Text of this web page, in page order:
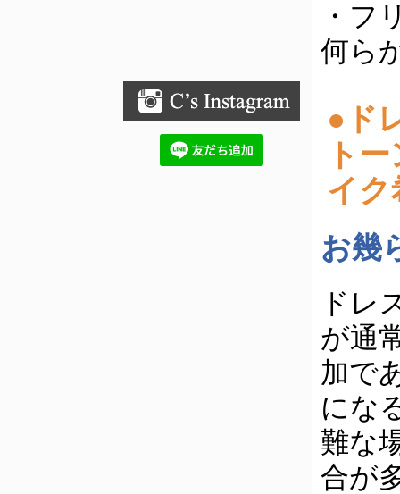
・フ
何ら
●ド
ト
イク
お幾
ドレ
が通
加で
にな
難な
合が